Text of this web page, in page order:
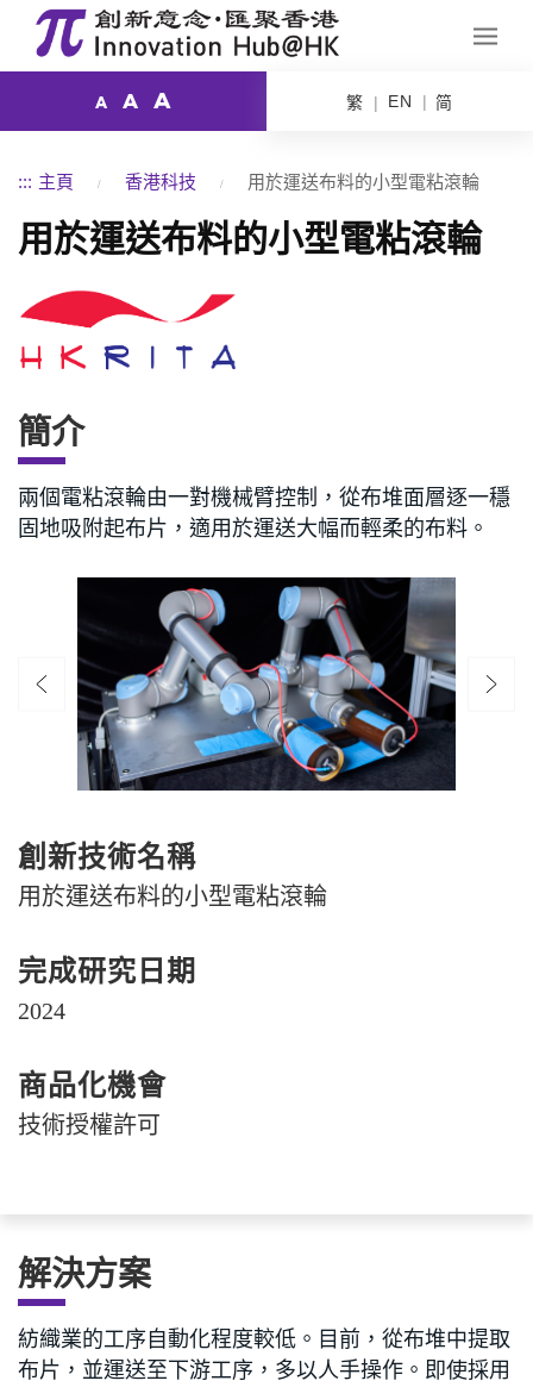
A A A 繁 EN 简
::: 主頁 香港科技 用於運送布料的小型電粘滾輪
用於運送布料的小型電粘滾輪
簡介
兩個電粘滾輪由一對機械臂控制，從布堆面層逐一穩
固地吸附起布片，適用於運送大幅而輕柔的布料。
創新技術名稱
用於運送布料的小型電粘滾輪
完成研究日期
2024
商品化機會
技術授權許可
解決方案
紡織業的工序自動化程度較低。目前，從布堆中提取
布片，並運送至下游工序，多以人手操作。即使採用